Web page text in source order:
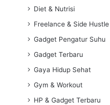
Diet & Nutrisi
Freelance & Side Hustle
Gadget Pengatur Suhu
Gadget Terbaru
Gaya Hidup Sehat
Gym & Workout
HP & Gadget Terbaru